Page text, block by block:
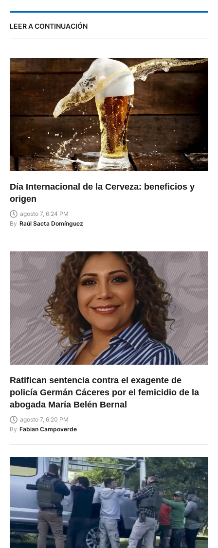
LEER A CONTINUACIÓN
Día Internacional de la Cerveza: beneficios y
origen
agosto 7, 6:24 PM
By Raúl Sacta Domínguez
Ratifican sentencia contra el exagente de
policía Germán Cáceres por el femicidio de la
abogada María Belén Bernal
agosto 7, 6:20 PM
By Fabian Campoverde